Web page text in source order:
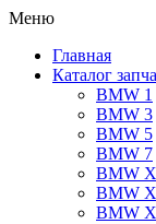
Меню
Главная
Каталог
BMW 1
BMW 3
BMW 5
BMW 7
BMW
BMW
BMW